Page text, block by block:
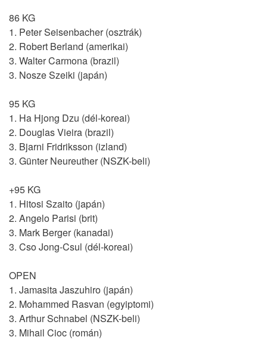
86 KG
1. Peter Seisenbacher (osztrák)
2. Robert Berland (amerikai)
3. Walter Carmona (brazil)
3. Nosze Szeiki (japán)
95 KG
1. Ha Hjong Dzu (dél-koreai)
2. Douglas Vieira (brazil)
3. Bjarni Fridriksson (izland)
3. Günter Neureuther (NSZK-beli)
+95 KG
1. Hitosi Szaito (japán)
2. Angelo Parisi (brit)
3. Mark Berger (kanadai)
3. Cso Jong-Csul (dél-koreai)
OPEN
1. Jamasita Jaszuhiro (japán)
2. Mohammed Rasvan (egyiptomi)
3. Arthur Schnabel (NSZK-beli)
3. Mihail Cioc (román)